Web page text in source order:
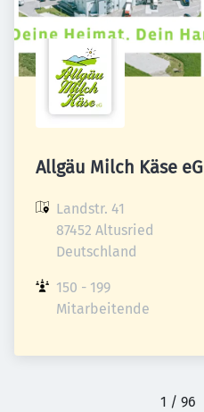
Allgäu Milch Käse eG
Landstr. 41
87452 Altusried
Deutschland
150 - 199
Mitarbeitende
1 / 96